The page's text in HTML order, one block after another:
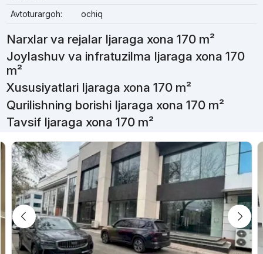
Avtoturargoh:
ochiq
Narxlar va rejalar Ijaraga xona 170 m²
Joylashuv va infratuzilma Ijaraga xona 170
m²
Xususiyatlari Ijaraga xona 170 m²
Qurilishning borishi Ijaraga xona 170 m²
Tavsif Ijaraga xona 170 m²